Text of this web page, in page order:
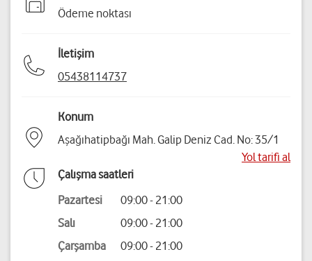
Ödeme noktası
İletişim
05438114737
Konum
Aşağıhatipbağı Mah. Galip Deniz Cad. No: 35/1
Yol tarifi al
Çalışma saatleri
Pazartesi
09:00 - 21:00
Salı
09:00 - 21:00
Çarşamba
09:00 - 21:00